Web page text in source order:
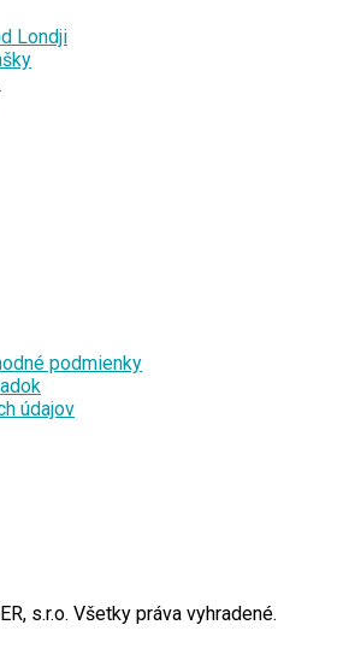
Londji
podmienky
údajov
s.r.o. Všetky práva vyhradené.